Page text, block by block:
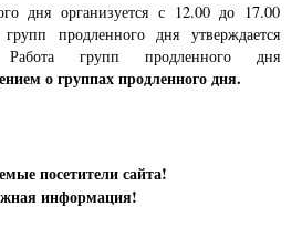
дня организуется с 12.00 до 17.00
групп продленного дня утверждается
групп продленного дня
о группах продленного дня.
посетители сайта!
информация!